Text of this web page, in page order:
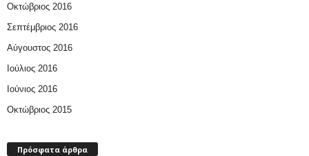
Οκτώβριος 2016
Σεπτέμβριος 2016
Αύγουστος 2016
Ιούλιος 2016
Ιούνιος 2016
Οκτώβριος 2015
Πρόσφατα άρθρα